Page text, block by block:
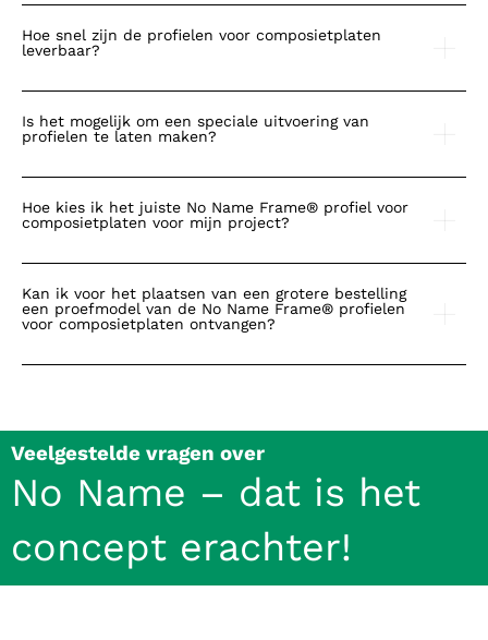
Hoe snel zijn de profielen voor composietplaten
leverbaar?
Is het mogelijk om een speciale uitvoering van
profielen te laten maken?
Hoe kies ik het juiste No Name Frame® profiel voor
composietplaten voor mijn project?
Kan ik voor het plaatsen van een grotere bestelling
een proefmodel van de No Name Frame® profielen
voor composietplaten ontvangen?
Veelgestelde vragen over
No Name – dat is het
concept erachter!